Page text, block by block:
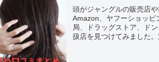
頭がジャングルの販売店
Amazon、ヤフーショッ
局、ドラッグストア、ド
扱店を見つけてみました